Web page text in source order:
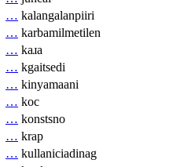
… kalangalanpiiri
… karbamilmetilen
… kaɹa
… kgaitsedi
… kinyamaani
… koc
… konstsno
… krap
… kullaniciadinag